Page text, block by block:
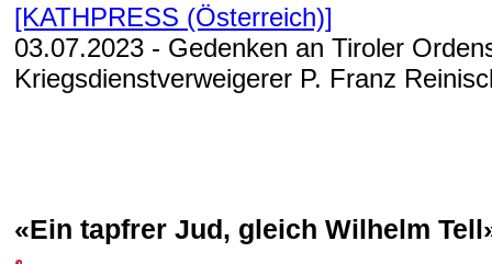
[KATHPRESS (Österreich)]
03.07.2023 - Gedenken an Tiroler
Kriegsdienstverweigerer P. Franz
«Ein tapfrer Jud, gleich Wilhelm